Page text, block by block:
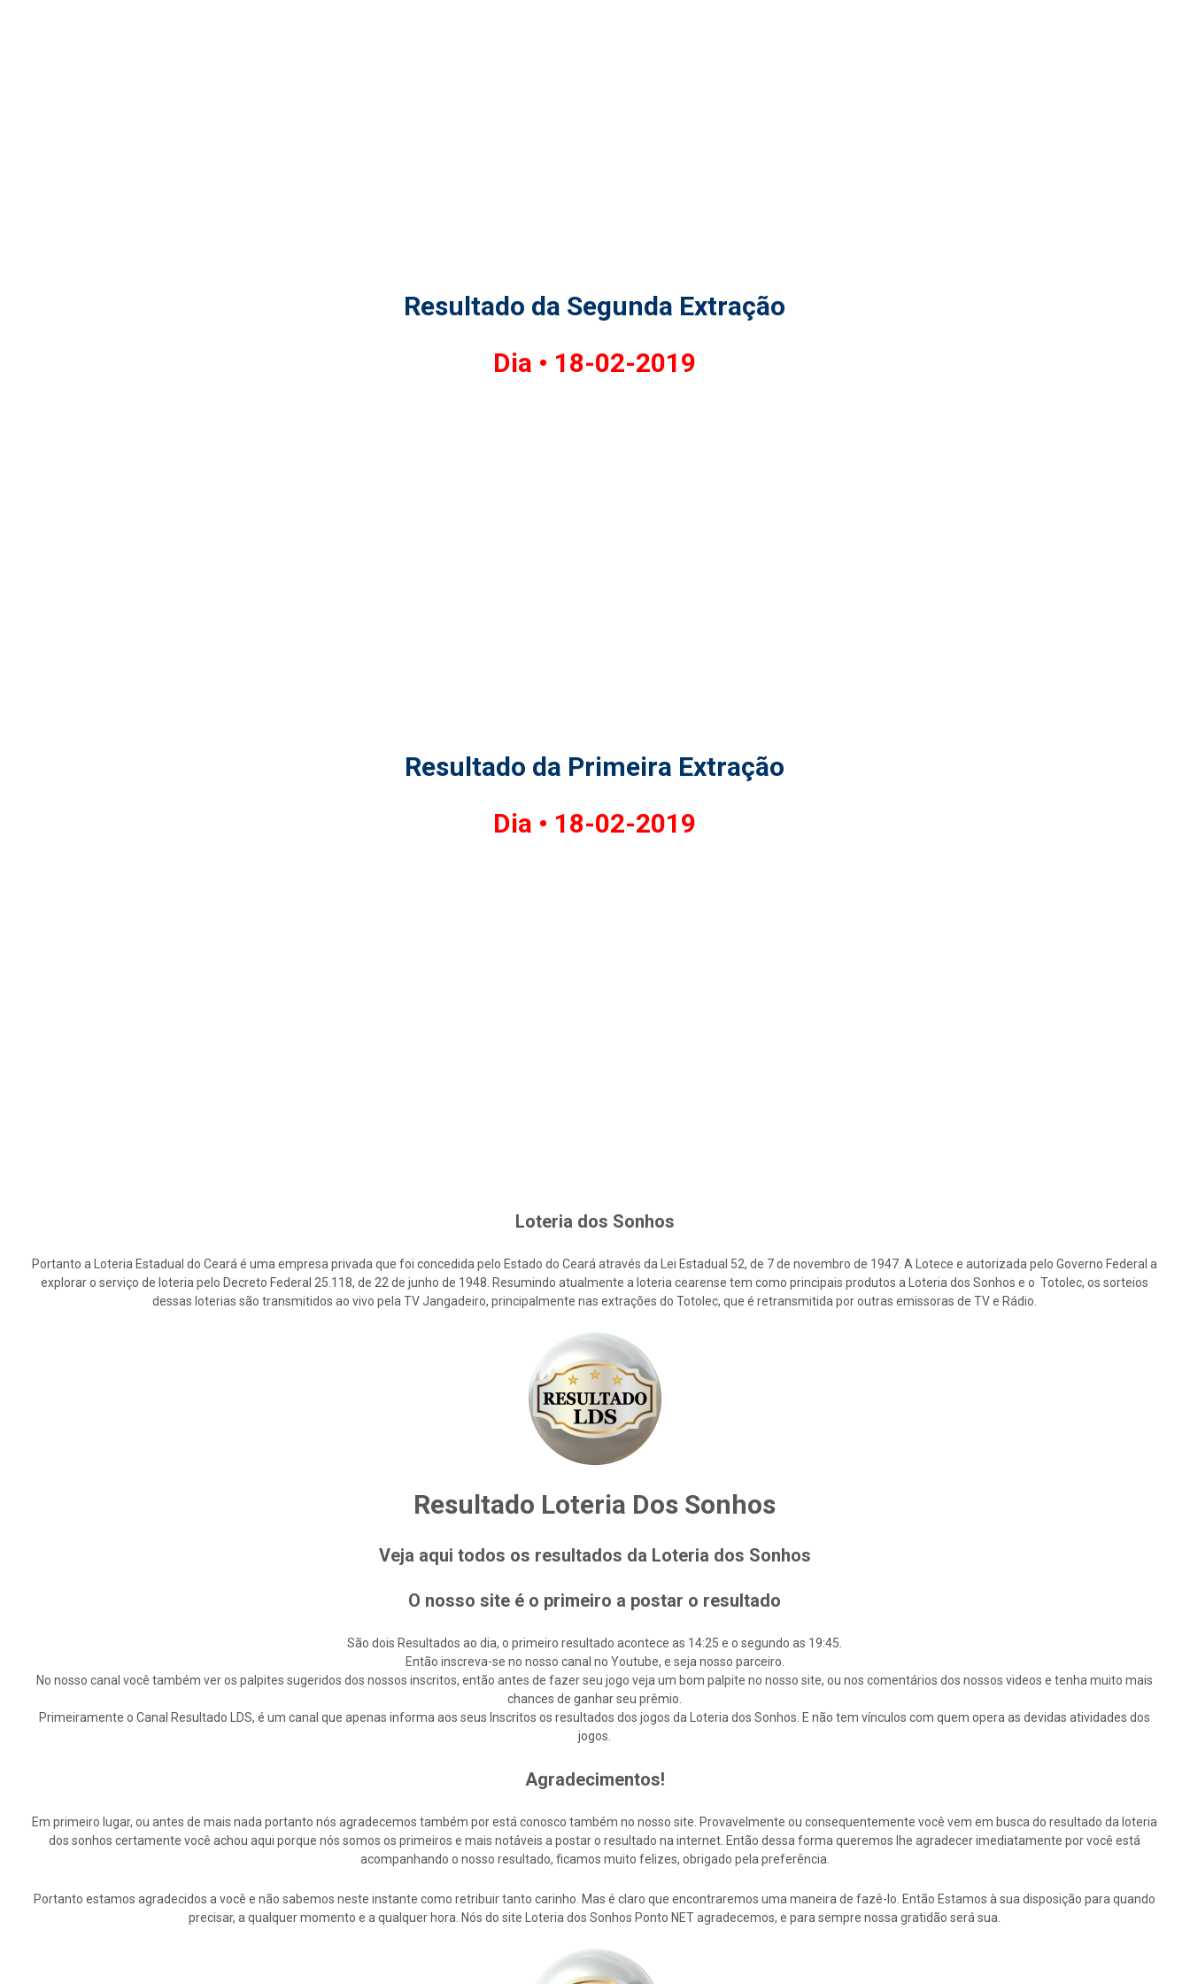
Resultado da Segunda Extração
Dia • 18-02-2019
Resultado da Primeira Extração
Dia • 18-02-2019
Loteria dos Sonhos
Portanto a Loteria Estadual do Ceará é uma empresa privada que foi concedida pelo Estado do Ceará através da Lei Estadual 52, de 7 de novembro de 1947. A Lotece e autorizada pelo Governo Federal a
explorar o serviço de loteria pelo Decreto Federal 25.118, de 22 de junho de 1948. Resumindo atualmente a loteria cearense tem como principais produtos a Loteria dos Sonhos e o Totolec, os sorteios
dessas loterias são transmitidos ao vivo pela TV Jangadeiro, principalmente nas extrações do Totolec, que é retransmitida por outras emissoras de TV e Rádio.
Resultado Loteria Dos Sonhos
Veja aqui todos os resultados da Loteria dos Sonhos
O nosso site é o primeiro a postar o resultado
São dois Resultados ao dia, o primeiro resultado acontece as 14:25 e o segundo as 19:45.
Então inscreva-se no nosso canal no Youtube, e seja nosso parceiro.
No nosso canal você também ver os palpites sugeridos dos nossos inscritos, então antes de fazer seu jogo veja um bom palpite no nosso site, ou nos comentários dos nossos videos e tenha muito mais
chances de ganhar seu prêmio.
Primeiramente o Canal Resultado LDS, é um canal que apenas informa aos seus Inscritos os resultados dos jogos da Loteria dos Sonhos. E não tem vínculos com quem opera as devidas atividades dos
jogos.
Agradecimentos!
Em primeiro lugar, ou antes de mais nada portanto nós agradecemos também por está conosco também no nosso site. Provavelmente ou consequentemente você vem em busca do resultado da loteria
dos sonhos certamente você achou aqui porque nós somos os primeiros e mais notáveis a postar o resultado na internet. Então dessa forma queremos lhe agradecer imediatamente por você está
acompanhando o nosso resultado, ficamos muito felizes, obrigado pela preferência.
Portanto estamos agradecidos a você e não sabemos neste instante como retribuir tanto carinho. Mas é claro que encontraremos uma maneira de fazê-lo. Então Estamos à sua disposição para quando
precisar, a qualquer momento e a qualquer hora. Nós do site Loteria dos Sonhos Ponto NET agradecemos, e para sempre nossa gratidão será sua.